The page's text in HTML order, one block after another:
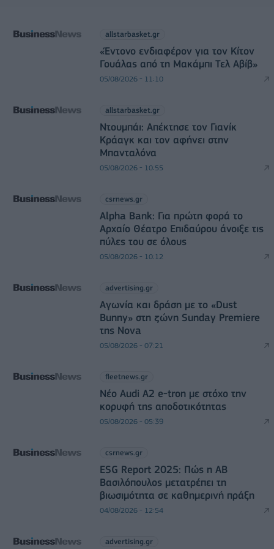
allstarbasket.gr
«Έντονο ενδιαφέρον για τον Κίτον
Γουάλας από τη Μακάμπι Τελ Αβίβ»
05/08/2026 - 11:10
allstarbasket.gr
Ντουμπάι: Απέκτησε τον Γιανίκ
Κράαγκ και τον αφήνει στην
Μπανταλόνα
05/08/2026 - 10:55
csrnews.gr
Alpha Bank: Για πρώτη φορά το
Αρχαίο Θέατρο Επιδαύρου άνοιξε τις
πύλες του σε όλους
05/08/2026 - 10:12
advertising.gr
Αγωνία και δράση με το «Dust
Bunny» στη ζώνη Sunday Premiere
της Nova
05/08/2026 - 07:21
fleetnews.gr
Νέο Audi A2 e-tron με στόχο την
κορυφή της αποδοτικότητας
05/08/2026 - 05:39
csrnews.gr
ESG Report 2025: Πώς η ΑΒ
Βασιλόπουλος μετατρέπει τη
βιωσιμότητα σε καθημερινή πράξη
04/08/2026 - 12:54
advertising.gr